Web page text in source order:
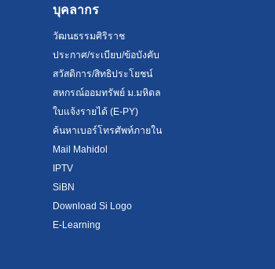
บุคลากร
วัฒนธรรมศิริราช
ประกาศ/ระเบียบ/ข้อบังคับ
สวัสดิการ/สิทธิประโยชน์
สหกรณ์ออมทรัพย์ ม.มหิดล
ใบแจ้งรายได้ (E-PY)
ค้นหาเบอร์โทรศัพท์ภายใน
Mail Mahidol
IPTV
SiBN
Download Si Logo
E-Learning